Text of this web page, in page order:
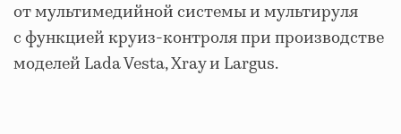
от мультимедийной системы и мультируля
с функцией круиз-контроля при производстве
моделей Lada Vesta, Xray и Largus.